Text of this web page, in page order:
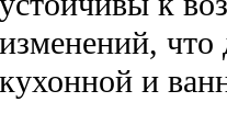
изменений,
кухонной и